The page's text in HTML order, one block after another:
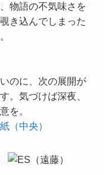
物語の不気味さを
き込んでしまった
のに、次の展開が
。気づけば深夜、
を。